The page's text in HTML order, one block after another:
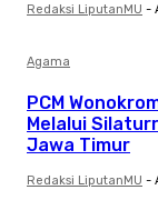
Redaksi LiputanMU -
Agama
PCM
Melalui
Jawa Timur
Redaksi LiputanMU -